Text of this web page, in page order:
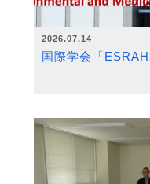
2026.07.14
国際学会「